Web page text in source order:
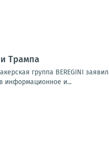
Трампа
группа BEREGINI
информационное и...